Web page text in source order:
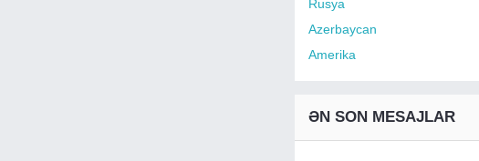
Rusya
Azerbaycan
Amerika
ƏN SON MESAJLAR